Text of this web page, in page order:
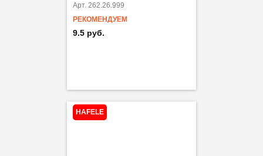
Арт. 262.26.999
РЕКОМЕНДУЕМ
9.5 руб.
HAFELE